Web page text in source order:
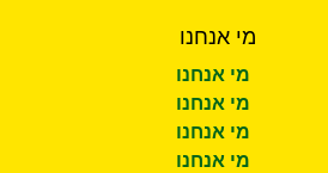
מי אנחנו
מי אנחנו
מי אנחנו
מי אנחנו
מי אנחנו